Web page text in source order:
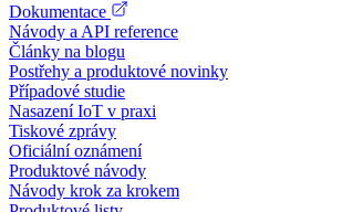
Dokumentace
Návody a API reference
Články na blogu
Postřehy a produktové novinky
Případové studie
Nasazení IoT v praxi
Tiskové zprávy
Oficiální oznámení
Produktové návody
Návody krok za krokem